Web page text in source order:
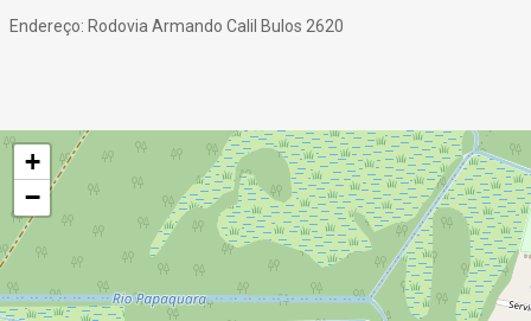
Endereço: Rodovia Armando Calil Bulos 2620
+
−